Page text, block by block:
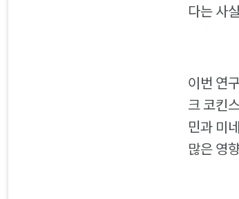
다는 사
이번 연
크 코킨
민과 미
많은 영